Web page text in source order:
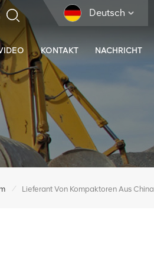
Deutsch
KONTAKT NACHRICHT
/ Lieferant Von Kompaktoren Aus China